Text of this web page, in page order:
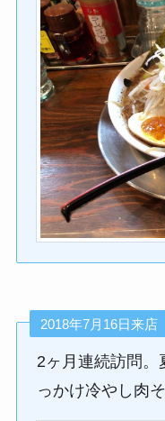
2018年7月16日来店
2ヶ月連続訪問。
っかけ冷やし肉